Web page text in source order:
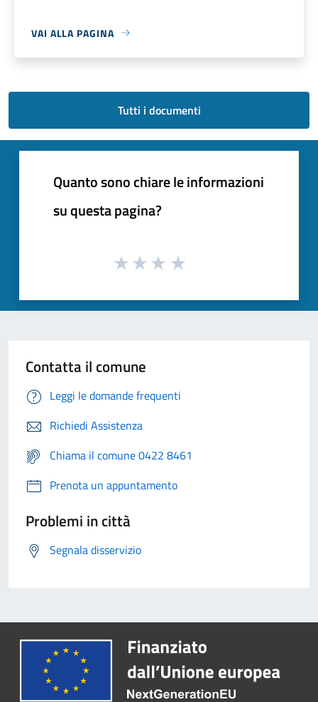
VAI ALLA PAGINA
Tutti i documenti
Quanto sono chiare le informazioni
su questa pagina?
Contatta il comune
Leggi le domande frequenti
Richiedi Assistenza
Chiama il comune 0422 8461
Prenota un appuntamento
Problemi in città
Segnala disservizio